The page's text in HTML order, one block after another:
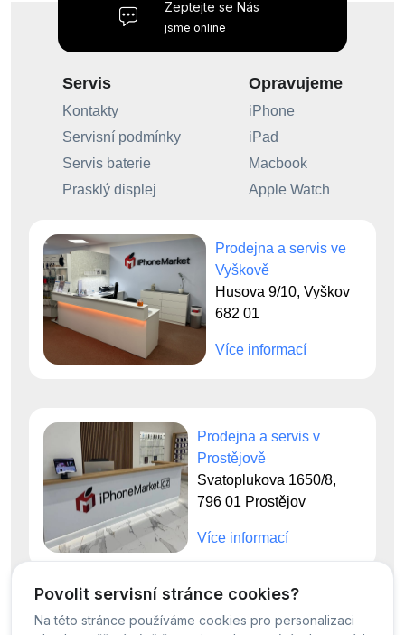
Povolit servisní stránce cookies?
Na této stránce používáme cookies pro personalizaci
Zeptejte se Nás
jsme online
Servis
Kontakty
Servisní podmínky
Servis baterie
Prasklý displej
Opravujeme
iPhone
iPad
Macbook
Apple Watch
Prodejna a servis ve
Vyškově
Husova 9/10, Vyškov
682 01
Více informací
Prodejna a servis v
Prostějově
Svatoplukova 1650/8,
796 01 Prostějov
Více informací